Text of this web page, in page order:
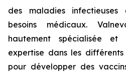
des maladies infectieuses
besoins médicaux.
hautement spécialisée
expertise dans les
pour développer des